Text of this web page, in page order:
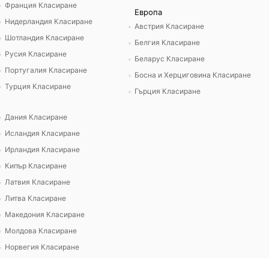
Франция Класиране
Нидерландия Класиране
Шотландия Класиране
Русия Класиране
Португалия Класиране
Турция Класиране
Европа
Австрия Класиране
Белгия Класиране
Беларус Класиране
Босна и Херциговина Класиране
Гърция Класиране
Дания Класиране
Исландия Класиране
Ирландия Класиране
Кипър Класиране
Латвия Класиране
Литва Класиране
Македония Класиране
Молдова Класиране
Норвегия Класиране